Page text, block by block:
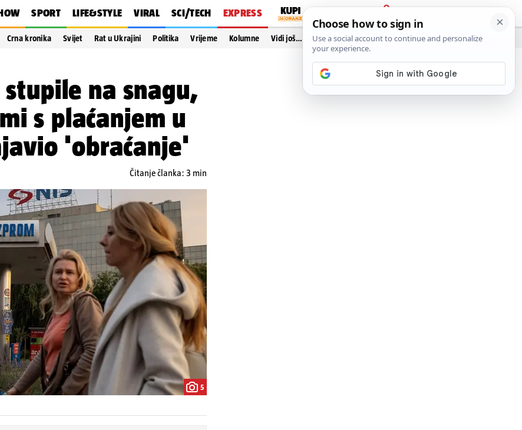
SPORT LIFE&STYLE VIRAL SCI/TECH EXPRESS
PRIJAVA
Crna kronika Svijet Rat u Ukrajini Politika Vrijeme Kolumne Vidi još…
stupile na snagu,
s plaćanjem u
'obraćanje'
Čitanje članka: 3 min
5